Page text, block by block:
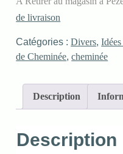
de livraison
Catégories :Divers,
de Cheminée,cheminée
Description
Description